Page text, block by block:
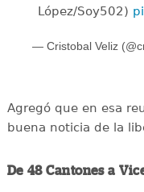
López/Soy502)
— Cristobal Veliz
Agregó que en esa
buena noticia de la
De 48 Cantones a